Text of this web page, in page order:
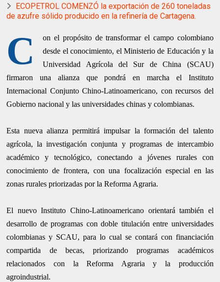
ECOPETROL COMENZÓ la exportación de 260 toneladas
de azufre sólido producido en la refinería de Cartagena.
C
on el propósito de transformar el campo colombiano
desde el conocimiento, el Ministerio de Educación y la
Universidad Agrícola del Sur de China (SCAU)
firmaron una alianza que pondrá en marcha el Instituto
Internacional Conjunto Chino-Latinoamericano, con recursos del
Gobierno nacional y las universidades chinas y colombianas.
Esta nueva alianza permitirá impulsar la formación del talento
agrícola, la investigación conjunta y programas de intercambio
académico y tecnológico, conectando a jóvenes rurales con
conocimiento de frontera, con una focalización especial en las
zonas rurales priorizadas por la Reforma Agraria.
El nuevo Instituto Chino-Latinoamericano orientará también el
desarrollo de programas con doble titulación entre universidades
colombianas y SCAU, para lo cual se contará con financiación
compartida de becas, priorizando programas académicos
relacionados con la Reforma Agraria y la producción
agroindustrial.